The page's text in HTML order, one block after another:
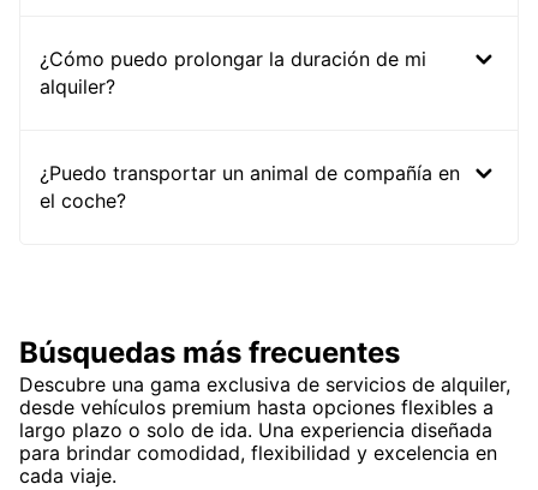
¿Cómo puedo prolongar la duración de mi
alquiler?
¿Puedo transportar un animal de compañía en
el coche?
Búsquedas más frecuentes
Descubre una gama exclusiva de servicios de alquiler,
desde vehículos premium hasta opciones flexibles a
largo plazo o solo de ida. Una experiencia diseñada
para brindar comodidad, flexibilidad y excelencia en
cada viaje.